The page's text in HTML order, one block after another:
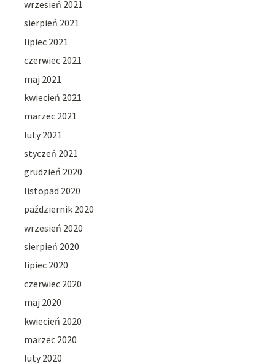
wrzesień 2021
sierpień 2021
lipiec 2021
czerwiec 2021
maj 2021
kwiecień 2021
marzec 2021
luty 2021
styczeń 2021
grudzień 2020
listopad 2020
październik 2020
wrzesień 2020
sierpień 2020
lipiec 2020
czerwiec 2020
maj 2020
kwiecień 2020
marzec 2020
luty 2020